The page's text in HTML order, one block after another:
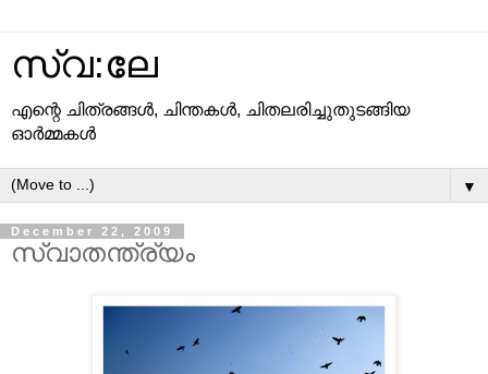
സ്വ:ലേ
എന്റെ ചിത്രങ്ങള്‍, ചിന്തകള്‍, ചിതലരിച്ചുതുടങ്ങിയ
ഓര്‍മ്മകള്‍
▼
December 22, 2009
സ്വാതന്ത്ര്യം